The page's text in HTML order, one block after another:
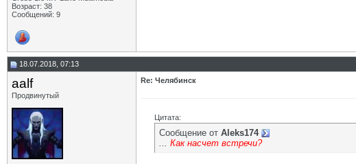
Возраст: 38
Сообщений: 9
18.07.2018, 07:13
aalf
Продвинутый
Re: Челябинск
Цитата:
Сообщение от Aleks174
... Как насчет встречи?